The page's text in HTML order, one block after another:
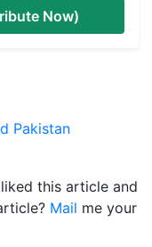
Now)
Pakistan
this article and
Mail me your